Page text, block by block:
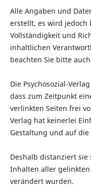
Alle Angaben und
erstellt, es wird jedoch
Vollständigkeit und
inhaltlichen
beachten Sie bitte
Die Psychosozial-
dass zum Zeitpunkt
verlinkten Seiten frei
Verlag hat keinerlei
Gestaltung und auf
Deshalb distanziert
Inhalten aller
verändert wurden.